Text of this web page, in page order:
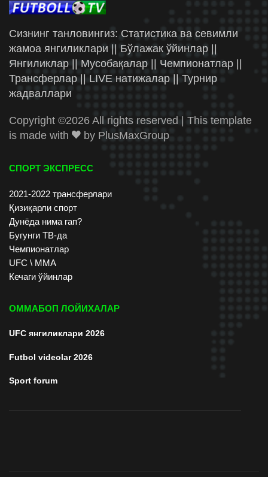
Сизнинг танловингиз: Статистика ва севимли
жамоа янгиликлари || Бўлажак ўйинлар ||
Янгиликлар || Мусобақалар || Чемпионатлар ||
Трансферлар || LIVE натижалар || Турнир
жадваллари
Copyright ©2026 All rights reserved | This template
is made with
by PlusMaxGroup
СПОРТ ЭКСПРЕСС
2021-2022 трансферлари
Қизиқарли спорт
Дунёда нима гап?
Бугунги ТВ-да
Чемпионатлар
UFC \ ММА
Кечаги ўйинлар
ОММАБОП ЛОЙИХАЛАР
UFC янгиликлари 2026
Futbol videolar 2026
Sport forum